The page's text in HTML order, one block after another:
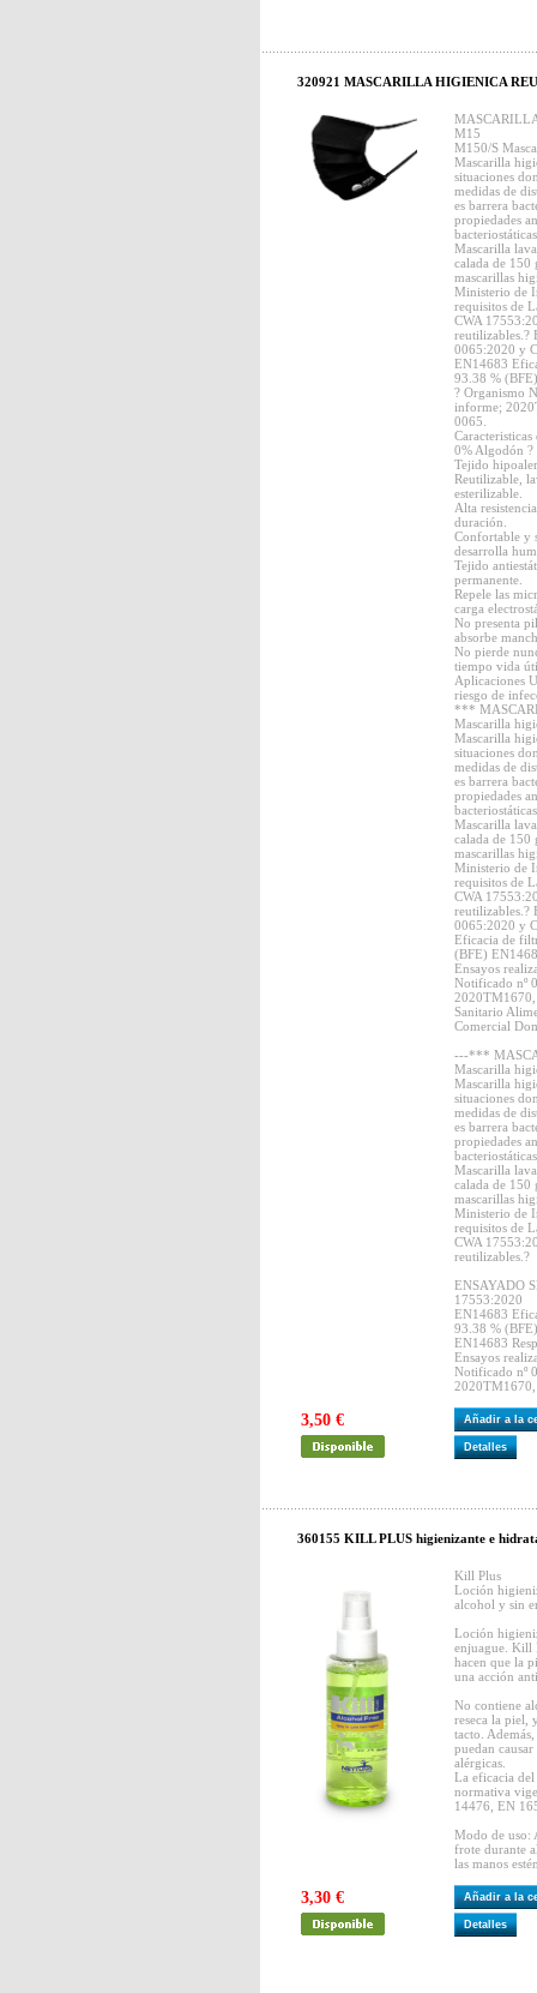
320921 MASCARILLA HIGIENICA
M15
M150/S
Mascarilla
situaciones
medidas de
es barrera
propiedades
Mascarilla
calada de 150
mascarillas
Ministerio de
requisitos de
CWA
reutilizables.?
0065:2020 y
EN14683
93.38 %
? Organismo
informe;
0065.
0% Algodón
Tejido
Reutilizable,
esterilizable.
Alta
duración.
Confortable y
desarrolla
Tejido
permanente.
Repele las
carga
No presenta
absorbe
No pierde
tiempo vida
Aplicaciones
riesgo de
***
Mascarilla
Mascarilla
situaciones
medidas de
es barrera
propiedades
Mascarilla
calada de 150
mascarillas
Ministerio de
requisitos de
CWA
reutilizables.?
0065:2020 y
Eficacia de
(BFE)
Ensayos
Notificado nº
Sanitario
Comercial
---***
Mascarilla
Mascarilla
situaciones
medidas de
es barrera
propiedades
Mascarilla
calada de 150
mascarillas
Ministerio de
requisitos de
CWA
reutilizables.?
ENSAYADO
17553:2020
EN14683
93.38 % (BFE)
EN14683
Ensayos
Notificado nº
3,50 € Añadir a la
Detalles
360155 KILL PLUS higienizante e
Kill Plus
Loción
alcohol y sin
Loción
enjuague. Kill
hacen que la
una acción
No contiene
reseca la piel,
tacto.
puedan
alérgicas.
La eficacia
normativa
14476, EN
Modo de uso:
frote durante
las manos
3,30 € Añadir a la
Detalles